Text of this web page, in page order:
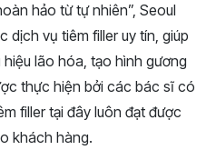
hảo từ tự nhiên”, Seoul
dịch vụ tiêm filler uy tín, giúp
lão hóa, tạo hình gương
thực hiện bởi các bác sĩ có
filler tại đây luôn đạt được
khách hàng.